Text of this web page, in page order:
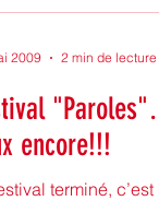
encore!!!
terminé,
2009 2 min de lecture